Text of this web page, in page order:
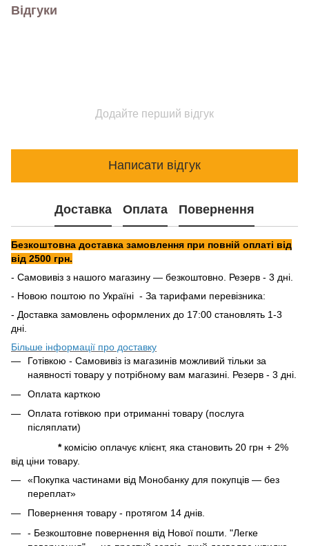
Відгуки
Додайте перший відгук
Написати відгук
Доставка Оплата Повернення
Безкоштовна доставка замовлення при повній оплаті від
від 2500 грн.
- Самовивіз з нашого магазину — безкоштовно. Резерв - 3 дні.
- Новою поштою по Україні - За тарифами перевізника:
- Доставка замовлень оформлених до 17:00 становлять 1-3
дні.
Більше інформації про доставку
Готівкою - Самовивіз із магазинів можливий тільки за
наявності товару у потрібному вам магазині. Резерв - 3 дні.
Оплата карткою
Оплата готівкою при отриманні товару (послуга
післяплати)
* комісію оплачує клієнт, яка становить 20 грн + 2%
від ціни товару.
«Покупка частинами від Монобанку для покупців — без
переплат»
Повернення товару - протягом 14 днів.
- Безкоштовне повернення від Нової пошти. "Легке